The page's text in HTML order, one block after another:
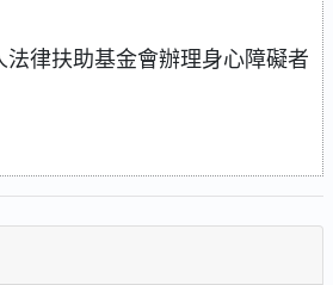
律扶助基金會辦理身心障礙者